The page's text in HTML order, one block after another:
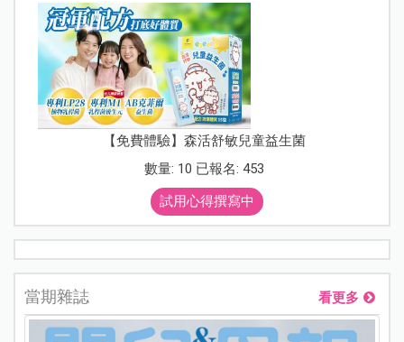
【免費體驗】森活舒敏兒童益生菌
數量: 10 已報名: 453
試用心得撰寫中
當期雜誌 看更多